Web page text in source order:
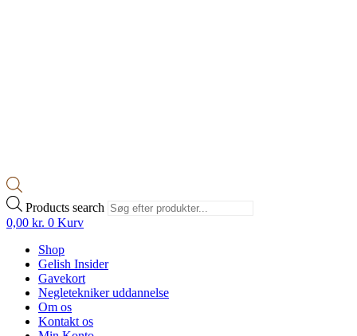
Products search
0,00 kr. 0 Kurv
Shop
Gelish Insider
Gavekort
Negletekniker uddannelse
Om os
Kontakt os